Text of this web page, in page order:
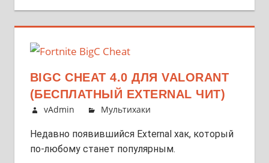
BIGC CHEAT 4.0 ДЛЯ VALORANT
(БЕСПЛАТНЫЙ EXTERNAL ЧИТ)
vAdmin Мультихаки
Недавно появившийся External хак, который
по-любому станет популярным.